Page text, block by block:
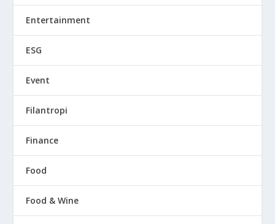
Entertainment
ESG
Event
Filantropi
Finance
Food
Food & Wine